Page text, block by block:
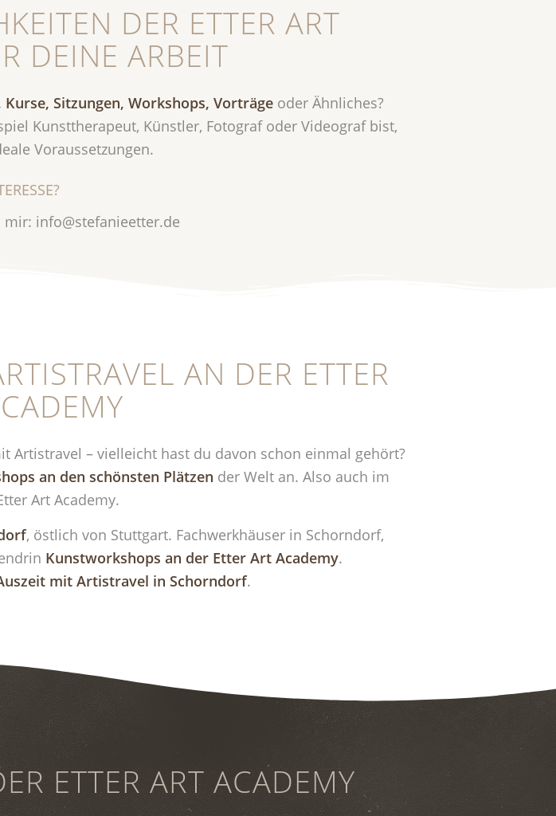
DER ETTER ART
DEINE ARBEIT
Sitzungen, Workshops, Vorträge oder Ähnliches?
Kunsttherapeut, Künstler, Fotograf oder Videograf bist,
Voraussetzungen.
info@stefanieetter.de
AN DER ETTER
Artistravel – vielleicht hast du davon schon einmal gehört?
an den schönsten Plätzen der Welt an. Also auch im
Art Academy.
, östlich von Stuttgart. Fachwerkhäuser in Schorndorf,
Kunstworkshops an der Etter Art Academy.
mit Artistravel in Schorndorf.
ETTER ART ACADEMY